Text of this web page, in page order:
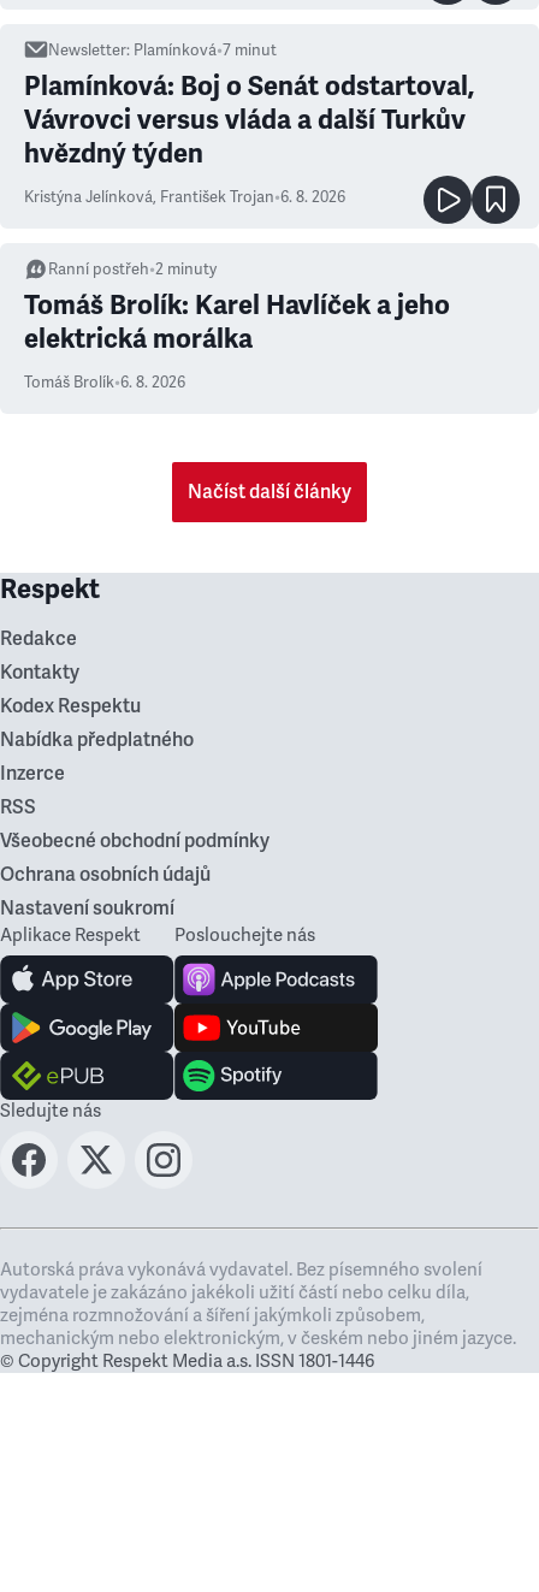
Newsletter: Plamínková•7 minut
Plamínková: Boj o Senát odstartoval,
Vávrovci versus vláda a další Turkův
hvězdný týden
Kristýna Jelínková, František Trojan•6. 8. 2026
Ranní postřeh•2 minuty
Tomáš Brolík: Karel Havlíček a jeho
elektrická morálka
Tomáš Brolík•6. 8. 2026
Načíst další články
Respekt
Redakce
Kontakty
Kodex Respektu
Nabídka předplatného
Inzerce
RSS
Všeobecné obchodní podmínky
Ochrana osobních údajů
Nastavení soukromí
Aplikace Respekt Poslouchejte nás
Sledujte nás
Autorská práva vykonává vydavatel. Bez písemného svolení
vydavatele je zakázáno jakékoli užití částí nebo celku díla,
zejména rozmnožování a šíření jakýmkoli způsobem,
mechanickým nebo elektronickým, v českém nebo jiném jazyce.
© Copyright Respekt Media a.s. ISSN 1801-1446